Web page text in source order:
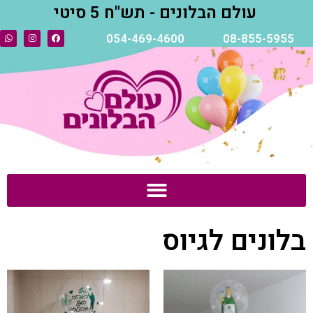
עולם הבלונים - תש"ח 5 סיטי
08-855-5955
054-469-4600
בלונים לגיוס